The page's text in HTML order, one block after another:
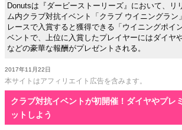
Donutsは『ダービーストーリーズ』において、リ
ム内クラブ対抗イベント「クラブ ウイニングラン
レースで入賞すると獲得できる「ウイニングポイ
ベントで、上位に入賞したプレイヤーにはダイヤ
などの豪華な報酬がプレゼントされる。
2017年11月22日
本サイトはアフィリエイト広告を含みます。
クラブ対抗イベントが初開催！ダイヤやプレ
ットしよう